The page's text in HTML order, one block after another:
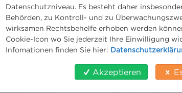
Datenschutzniveau. Es besteht daher
Behörden, zu Kontroll- und zu
wirksamen Rechtsbehelfe erhoben werden
Cookie-Icon wo Sie jederzeit Ihre Einwilligung
Infomationen finden Sie hier:
Akzeptieren